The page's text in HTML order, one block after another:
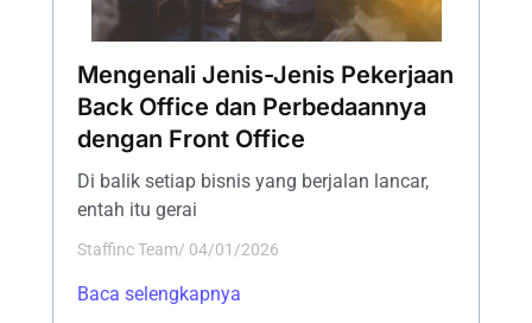
Mengenali Jenis-Jenis Pekerjaan
Back Office dan Perbedaannya
dengan Front Office
Di balik setiap bisnis yang berjalan lancar,
entah itu gerai
Staffinc Team/ 04/01/2026
Baca selengkapnya